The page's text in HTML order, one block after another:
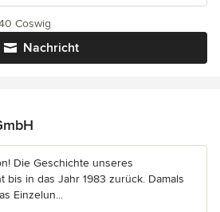
Nachricht
Coswig
Die Geschichte unseres
bis in das Jahr 1983 zurück. Damals
Einzelun...